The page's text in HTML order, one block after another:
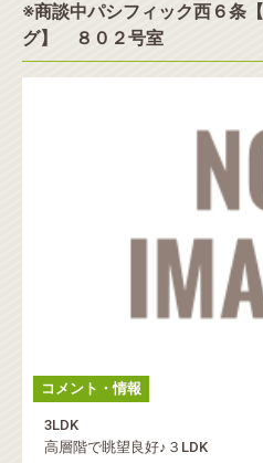
※商談中パシフィック西６条
グ】 ８０２号室
コメント・情報
3LDK
高層階で眺望良好♪３LDK